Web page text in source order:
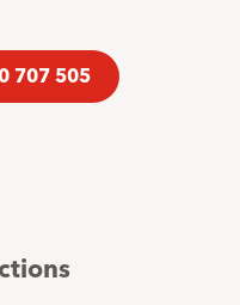
707 505